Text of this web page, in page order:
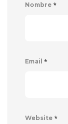
Nombre *
Email *
Website *